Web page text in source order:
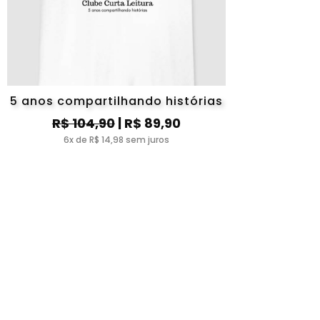
5 anos compartilhando histórias
R$ 104,90| R$ 89,90
6x de R$ 14,98 sem juros